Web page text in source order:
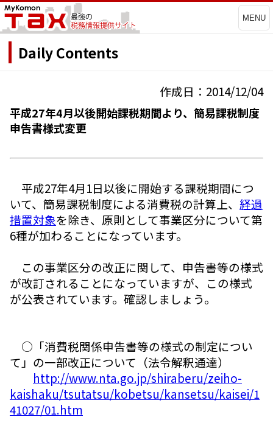
MENU
Daily Contents
作成日：2014/12/04
平成27年4月以後開始課税期間より、簡易課税制度
申告書様式変更
平成27年4月1日以後に開始する課税期間につ
いて、簡易課税制度による消費税の計算上、 経過
措置対象を除き、原則として事業区分について第
6種が加わることになっています。
この事業区分の改正に関して、申告書等の様式
が改訂されることになっていますが、この様式
が公表されています。確認しましょう。
○「消費税関係申告書等の様式の制定につい
て」の一部改正について（法令解釈通達）
http://www.nta.go.jp/shiraberu/zeiho-
kaishaku/tsutatsu/kobetsu/kansetsu/kaisei/1
41027/01.htm